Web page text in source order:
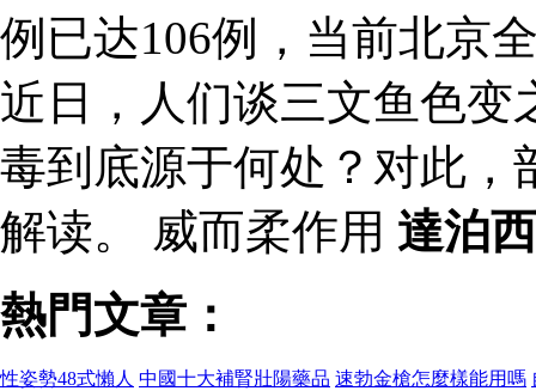
例已达106例，当前北京
近日，人们谈三文鱼色
毒到底源于何处？对此，
解读。 威而柔作用 達泊
熱門文章：
性姿勢48式懶人 中國十大補腎壯陽藥品 速勃金槍怎麼樣能用嗎